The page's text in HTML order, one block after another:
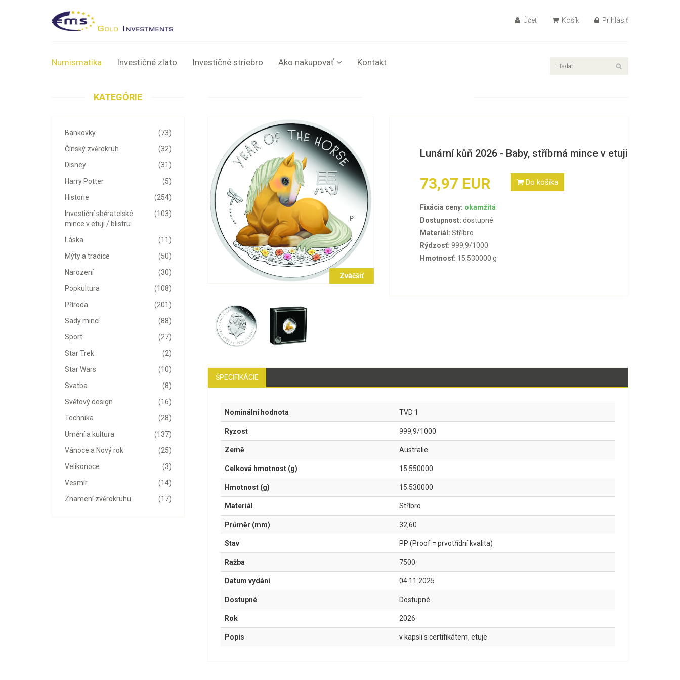
Účet Košík Prihlásiť
Numismatika Investičné zlato Investičné striebro Ako nakupovať Kontakt
KATEGÓRIE
(73)
Bankovky
(32)
Čínský zvěrokruh
(31)
Disney
(5)
Harry Potter
(254)
Historie
(103)
Investiční sběratelské
mince v etuji / blistru
(11)
Láska
(50)
Mýty a tradice
(30)
Narození
(108)
Popkultura
(201)
Příroda
(88)
Sady mincí
(27)
Sport
(2)
Star Trek
(10)
Star Wars
(8)
Svatba
(16)
Světový design
(28)
Technika
(137)
Umění a kultura
(25)
Vánoce a Nový rok
(3)
Velikonoce
(14)
Vesmír
(17)
Znamení zvěrokruhu
Zväčšiť
Lunární kůň 2026 - Baby, stříbrná mince v etuji
73,97 EUR Do košíka
Fixácia ceny: okamžitá
Dostupnost: dostupné
Materiál: Stříbro
Rýdzosť: 999,9/1000
Hmotnosť: 15.530000 g
ŠPECIFIKÁCIE
Nominální hodnota TVD 1
Ryzost 999,9/1000
Země Australie
Celková hmotnost (g) 15.550000
Hmotnost (g) 15.530000
Materiál Stříbro
Průměr (mm) 32,60
Stav PP (Proof = prvotřídní kvalita)
Ražba 7500
Datum vydání 04.11.2025
Dostupné Dostupné
Rok 2026
Popis v kapsli s certifikátem, etuje